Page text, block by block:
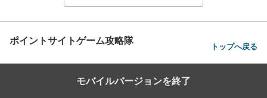
ポイントサイトゲーム攻略隊 トップへ戻る
モバイルバージョンを終了